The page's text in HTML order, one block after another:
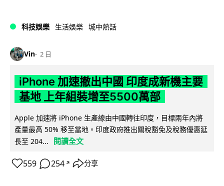
科技娛樂 生活娛樂 城中熱話
Vin 2 日
iPhone 加速撤出中國 印度成新機主要
基地 上年組裝增至5500萬部
Apple 加速將 iPhone 生產線由中國轉往印度，目標兩年內將
產量最高 50% 移至當地。印度政府推出關稅豁免及稅務優惠延
長至 204...
閱讀全文
559 254 ↗ 分享